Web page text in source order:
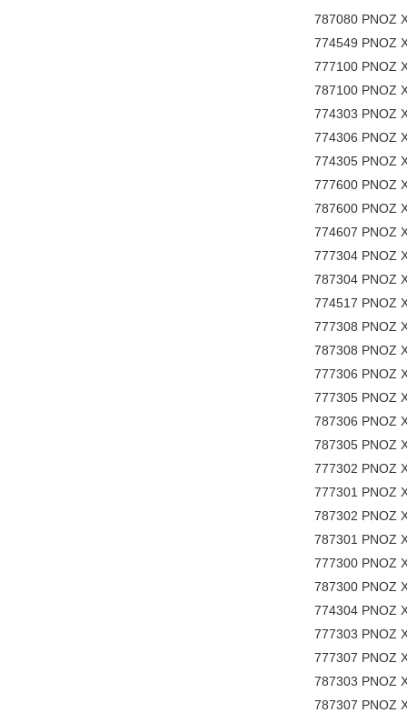
787080 PNOZ
774549 PNOZ
777100 PNOZ
787100 PNOZ
774303 PNOZ
774306 PNOZ
774305 PNOZ
777600 PNOZ
787600 PNOZ
774607 PNOZ
777304 PNOZ
787304 PNOZ
774517 PNOZ
777308 PNOZ
787308 PNOZ
777306 PNOZ
777305 PNOZ
787306 PNOZ
787305 PNOZ
777302 PNOZ
777301 PNOZ
787302 PNOZ
787301 PNOZ
777300 PNOZ
787300 PNOZ
774304 PNOZ
777303 PNOZ
777307 PNOZ
787303 PNOZ
787307 PNOZ